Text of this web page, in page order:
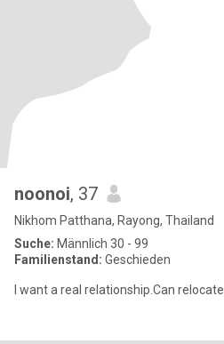
noonoi, 37
Nikhom Patthana, Rayong, Thailand
Suche: Männlich 30 - 99
Familienstand: Geschieden
I want a real relationship.Can relocate